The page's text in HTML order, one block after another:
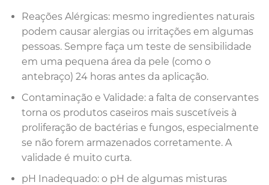
Reações Alérgicas: mesmo ingredientes naturais
podem causar alergias ou irritações em algumas
pessoas. Sempre faça um teste de sensibilidade
em uma pequena área da pele (como o
antebraço) 24 horas antes da aplicação.
Contaminação e Validade: a falta de conservantes
torna os produtos caseiros mais suscetíveis à
proliferação de bactérias e fungos, especialmente
se não forem armazenados corretamente. A
validade é muito curta.
pH Inadequado: o pH de algumas misturas